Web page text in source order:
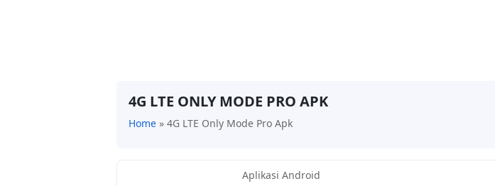
4G LTE ONLY MODE PRO APK
Home » 4G LTE Only Mode Pro Apk
Aplikasi Android